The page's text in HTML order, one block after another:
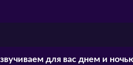
для вас днем и